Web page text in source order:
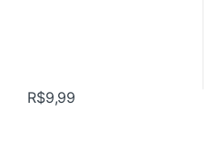
R$9,99
Este produto tem várias